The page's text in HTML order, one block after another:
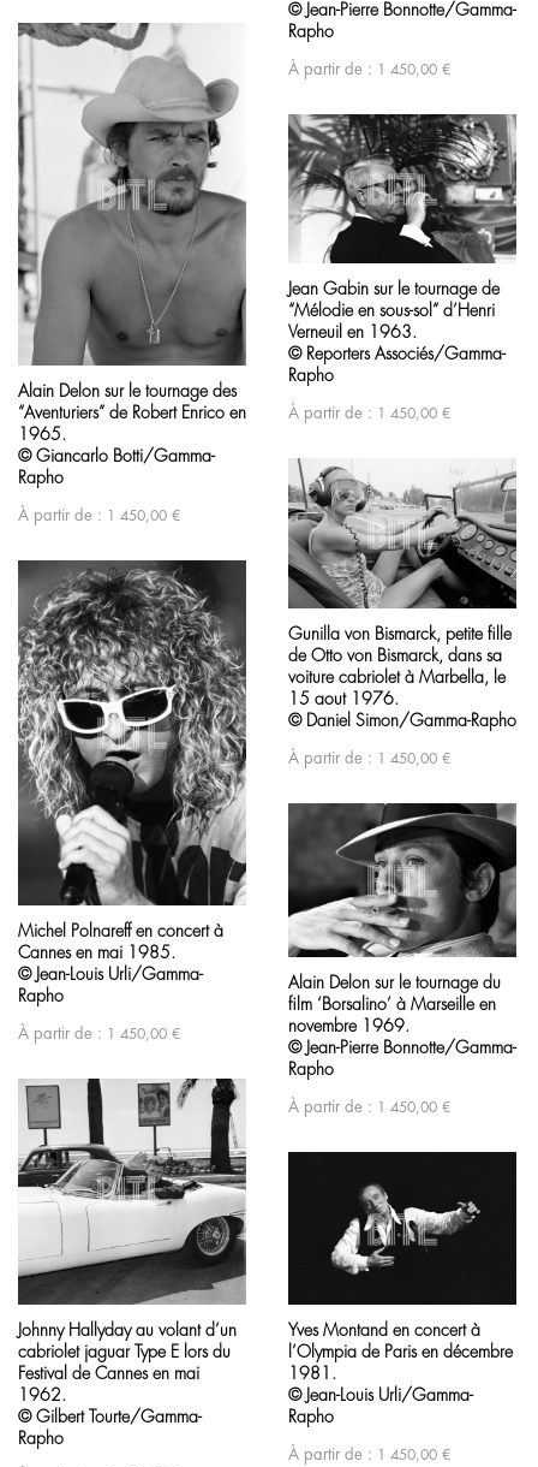
© Jean-Pierre Bonnotte/Gamma-
Rapho
À partir de : 1 450,00 €
Alain Delon sur le tournage des
“Aventuriers” de Robert Enrico en
1965.
© Giancarlo Botti/Gamma-
Rapho
À partir de : 1 450,00 €
Jean Gabin sur le tournage de
“Mélodie en sous-sol” d’Henri
Verneuil en 1963.
© Reporters Associés/Gamma-
Rapho
À partir de : 1 450,00 €
Gunilla von Bismarck, petite fille
de Otto von Bismarck, dans sa
voiture cabriolet à Marbella, le
15 aout 1976.
© Daniel Simon/Gamma-Rapho
À partir de : 1 450,00 €
Michel Polnareff en concert à
Cannes en mai 1985.
© Jean-Louis Urli/Gamma-
Rapho
À partir de : 1 450,00 €
Alain Delon sur le tournage du
film ‘Borsalino’ à Marseille en
novembre 1969.
© Jean-Pierre Bonnotte/Gamma-
Rapho
À partir de : 1 450,00 €
Johnny Hallyday au volant d’un
cabriolet jaguar Type E lors du
Festival de Cannes en mai
1962.
© Gilbert Tourte/Gamma-
Rapho
Yves Montand en concert à
l’Olympia de Paris en décembre
1981.
© Jean-Louis Urli/Gamma-
Rapho
À partir de : 1 450,00 €